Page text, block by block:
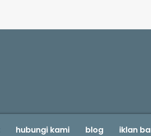
hubungi kami blog iklan